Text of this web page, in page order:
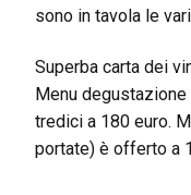
sono in tavola le
Superba carta dei
Menu
tredici a 180 euro.
portate) è offerto a